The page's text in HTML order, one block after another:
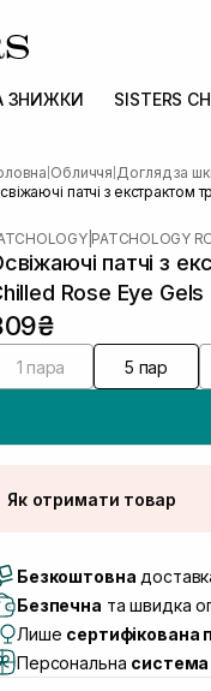
ЗНИЖКИ SISTERS
Обличчя Догляд за
патчі з екстрактом
| PATCHOLOGY
патчі з
Rose Eye Gels
1 пара 5 пар
Як отримати товар
Самовивіз м. Луцьк,
Самовивіз м. Львів,
Самовивіз м. Львів,
Самовивіз м. Львів,
Безкоштовна
Безпечна та швидка
Лише сертифікована
Персональна система